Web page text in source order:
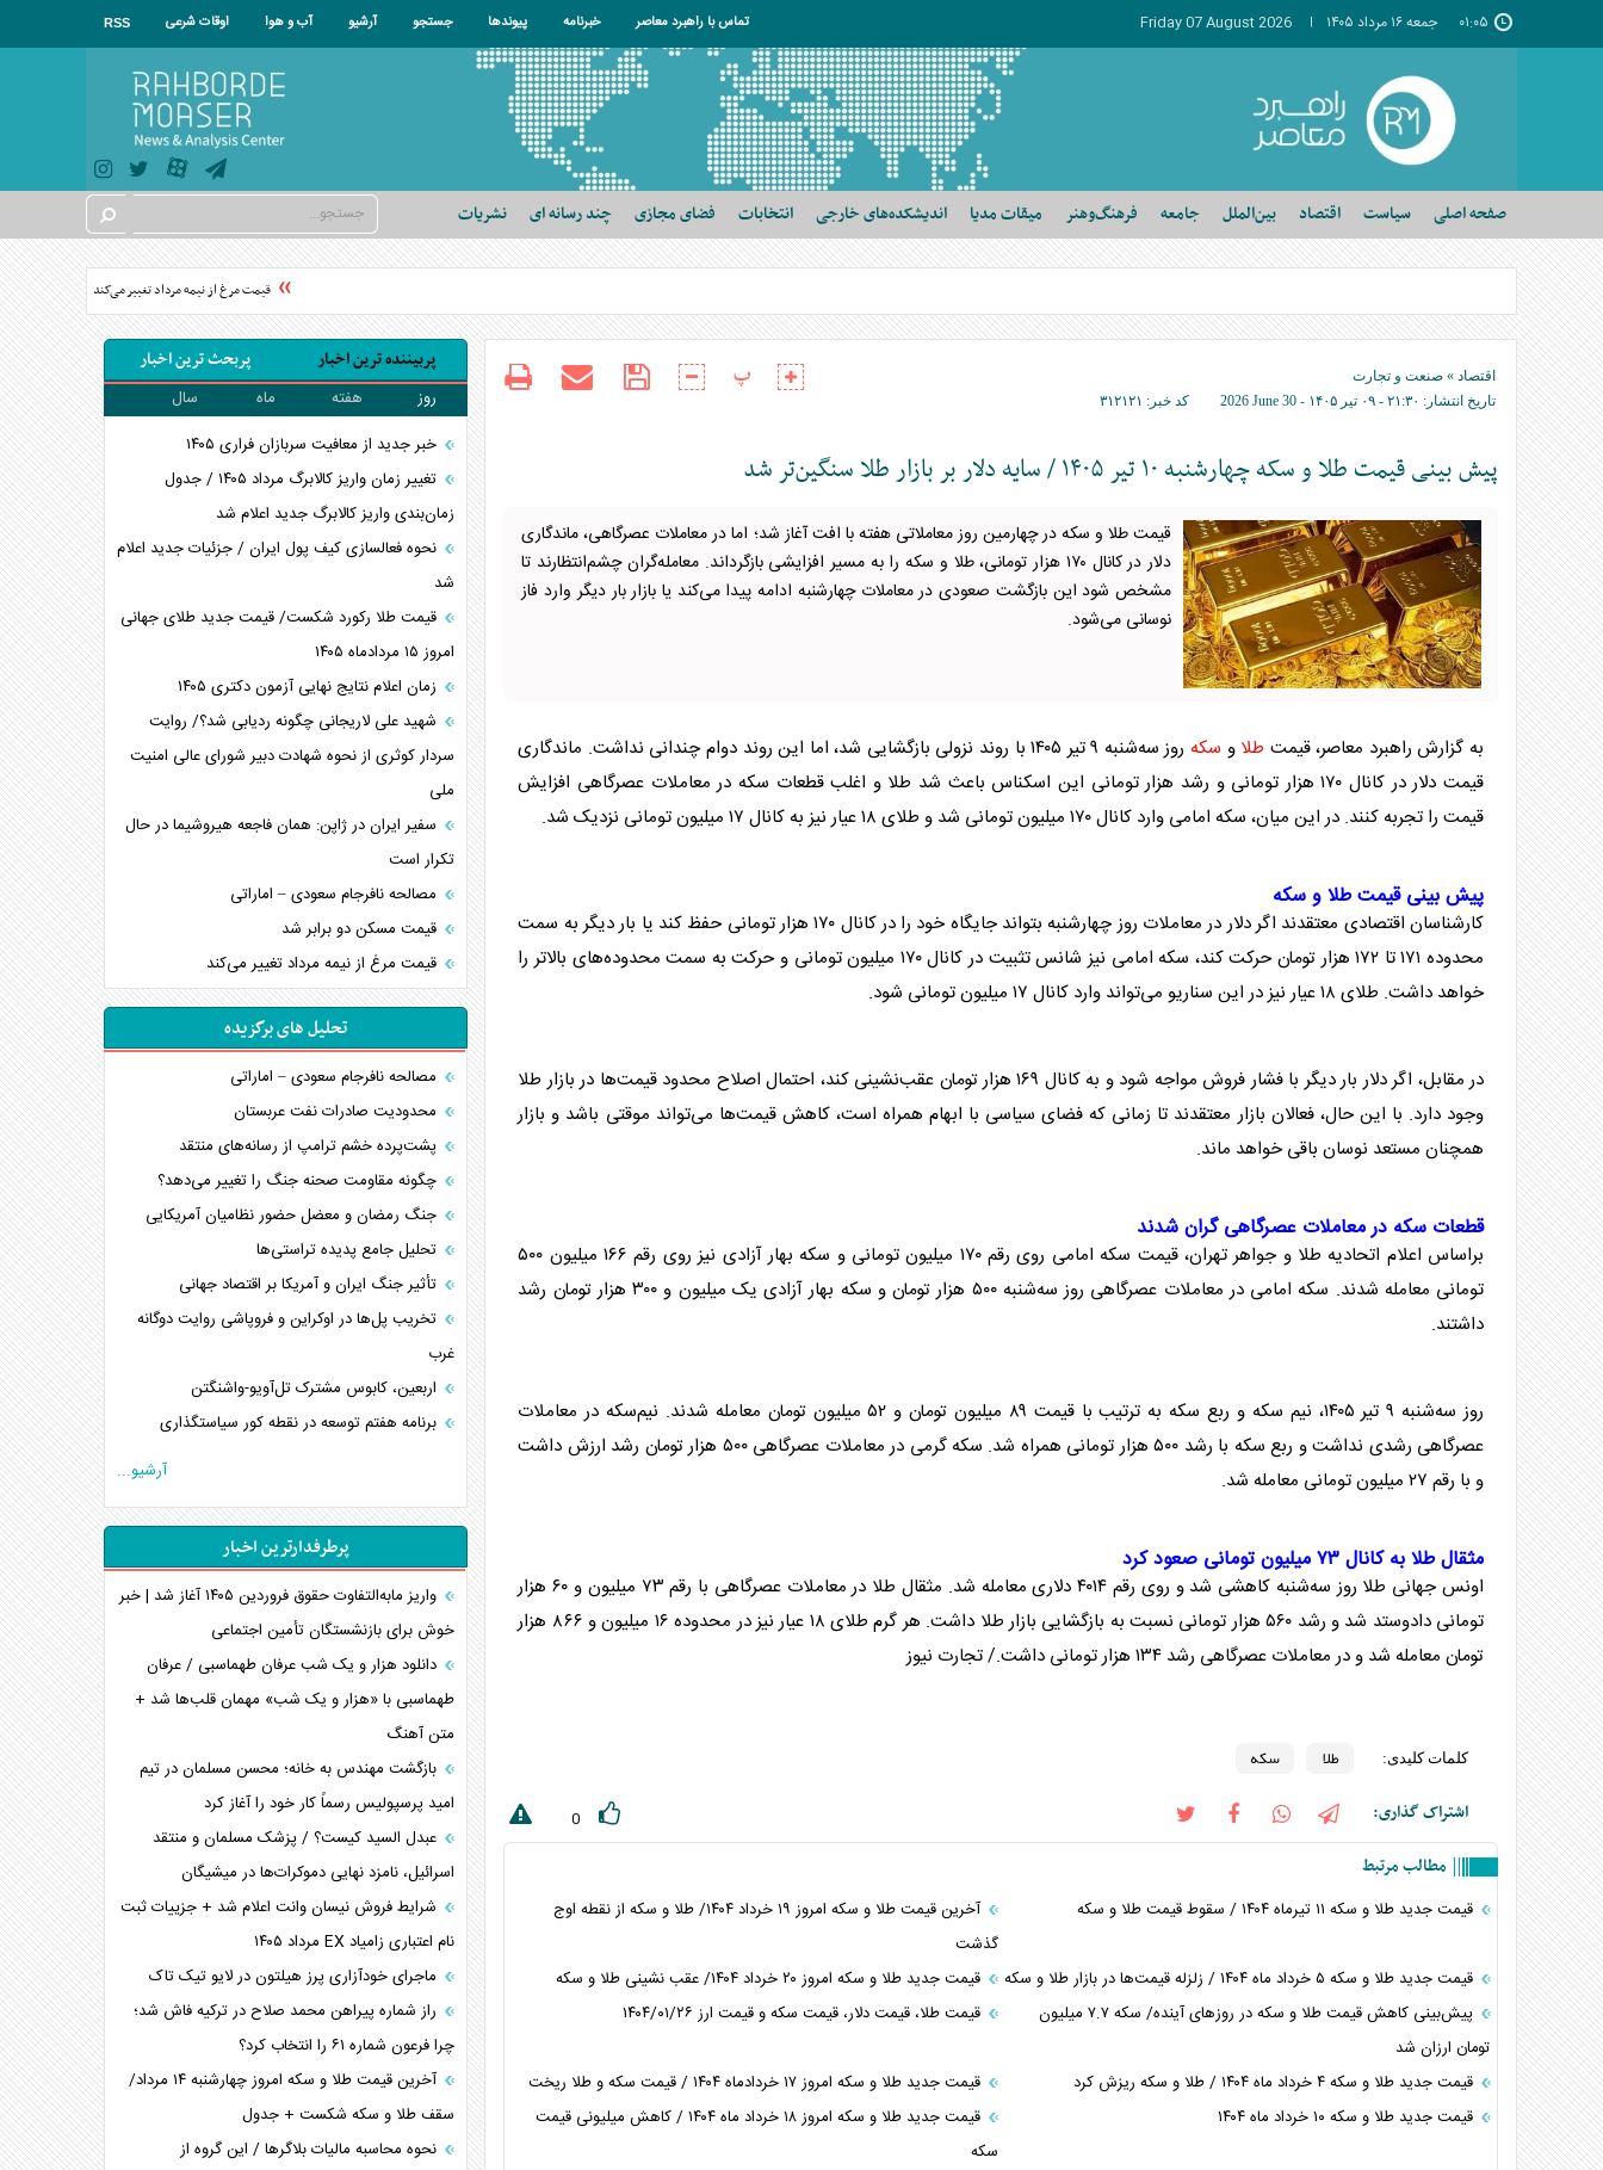
۰۱:۰۵ جمعه ۱۶ مرداد ۱۴۰۵ Friday 07 August 2026 تماس با راهبرد معاصر خبرنامه پیوندها جستجو آرشیو آب و هوا اوقات شرعی RSS
صفحه اصلی سیاست اقتصاد بین‌الملل جامعه فرهنگ‌وهنر میقات مدیا اندیشکده‌های خارجی انتخابات فضای مجازی چند رسانه ای نشریات
قیمت مرغ از نیمه مرداد تغییر می‌کند قیمت طلا رکورد
اقتصاد » صنعت و تجارت
تاریخ انتشار: ۲۱:۳۰ - ۰۹ تير ۱۴۰۵ - 2026 June 30 کد خبر: ۳۱۲۱۲۱
پ
پیش بینی قیمت طلا و سکه چهارشنبه ۱۰ تیر ۱۴۰۵ / سایه دلار بر بازار طلا سنگین‌تر شد
قیمت طلا و سکه در چهارمین روز معاملاتی هفته با افت آغاز شد؛ اما در معاملات عصرگاهی، ماندگاری
دلار در کانال ۱۷۰ هزار تومانی، طلا و سکه را به مسیر افزایشی بازگرداند. معامله‌گران چشم‌انتظارند تا
مشخص شود این بازگشت صعودی در معاملات چهارشنبه ادامه پیدا می‌کند یا بازار بار دیگر وارد فاز
نوسانی می‌شود.
به گزارش راهبرد معاصر، قیمت طلا و سکه
روز سه‌شنبه ۹ تیر ۱۴۰۵ با روند نزولی بازگشایی شد، اما این روند دوام چندانی نداشت. ماندگاری
قیمت دلار در کانال ۱۷۰ هزار تومانی و رشد هزار تومانی این اسکناس باعث شد
طلا و اغلب قطعات سکه در معاملات عصرگاهی افزایش
قیمت را تجربه کنند. در این میان، سکه امامی وارد کانال ۱۷۰ میلیون تومانی شد و طلای ۱۸ عیار نیز به کانال ۱۷ میلیون تومانی نزدیک شد.
پیش بینی قیمتطلاوسکه
کارشناسان اقتصادی معتقدند اگر دلار در معاملات روز چهارشنبه بتواند جایگاه خود را در کانال ۱۷۰ هزار تومانی حفظ کند یا بار دیگر به سمت
محدوده ۱۷۱ تا ۱۷۲ هزار تومان حرکت کند،
سکه
امامی نیز شانس تثبیت در کانال ۱۷۰ میلیون تومانی و حرکت به سمت محدوده‌های بالاتر را
خواهد داشت. طلای ۱۸ عیار نیز در این سناریو می‌تواند وارد کانال ۱۷ میلیون تومانی شود.
در مقابل، اگر دلار بار دیگر با فشار فروش مواجه شود و به کانال ۱۶۹ هزار تومان عقب‌نشینی کند، احتمال اصلاح محدود قیمت‌ها در بازار
طلا
وجود دارد. با این حال، فعالان بازار معتقدند تا زمانی که فضای سیاسی با ابهام همراه است، کاهش قیمت‌ها می‌تواند موقتی باشد و بازار
همچنان مستعد نوسان باقی خواهد ماند.
قطعات سکه در معاملات عصرگاهی گران شدند
براساس اعلام اتحادیه طلا و جواهر تهران، قیمت سکهامامی روی رقم ۱۷۰ میلیون تومانی و سکه
بهار آزادی نیز روی رقم ۱۶۶ میلیون ۵۰۰
تومانی معامله شدند. سکهامامی در معاملات عصرگاهی روز سه‌شنبه ۵۰۰ هزار تومان و سکه
بهار آزادی یک میلیون و ۳۰۰ هزار تومان رشد
داشتند.
روز سه‌شنبه ۹ تیر ۱۴۰۵، نیم سکه و ربع سکهبه ترتیب با قیمت ۸۹ میلیون تومان و ۵۲ میلیون تومان معامله شدند. نیم‌ سکهدر معاملات
عصرگاهی رشدی نداشت و ربع سکه با رشد ۵۰۰ هزار تومانی همراه شد. سکه
گرمی در معاملات عصرگاهی ۵۰۰ هزار تومان رشد ارزش داشت
و با رقم ۲۷ میلیون تومانی معامله شد.
مثقالطلابه کانال ۷۳ میلیون تومانی صعود کرد
اونس جهانی طلا روز سه‌شنبه کاهشی شد و روی رقم ۴۰۱۴ دلاری معامله شد. مثقال طلا
در معاملات عصرگاهی با رقم ۷۳ میلیون و ۶۰ هزار
تومانی دادوستد شد و رشد ۵۶۰ هزار تومانی نسبت به بازگشایی بازار
طلا داشت. هر گرم طلا
ی ۱۸ عیار نیز در محدوده ۱۶ میلیون و ۸۶۶ هزار
تومان معامله شد و در معاملات عصرگاهی رشد ۱۳۴ هزار تومانی داشت./ تجارت نیوز
کلمات کلیدی: طلا سکه
اشتراک گذاری: 0
مطالب مرتبط
قیمت جدید طلا و سکه ۱۱ تیرماه ۱۴۰۴ / سقوط قیمت طلا و سکه
آخرین قیمت طلا و سکه امروز ۱۹ خرداد ۱۴۰۴/ طلا و سکه از نقطه اوج
گذشت
قیمت جدید طلا و سکه ۵ خرداد ماه ۱۴۰۴ / زلزله قیمت‌ها در بازار طلا و سکه
قیمت جدید طلا و سکه امروز ۲۰ خرداد ۱۴۰۴/ عقب نشینی طلا و سکه
پیش‌بینی کاهش قیمت طلا و سکه در روز‌های آینده/ سکه ۷.۷ میلیون
تومان ارزان شد
قیمت طلا، قیمت دلار، قیمت سکه و قیمت ارز ۱۴۰۴/۰۱/۲۶
قیمت جدید طلا و سکه ۴ خرداد ماه ۱۴۰۴ / طلا و سکه ریزش کرد
قیمت جدید طلا و سکه امروز ۱۷ خردادماه ۱۴۰۴ / قیمت سکه و طلا ریخت
قیمت جدید طلا و سکه ۱۰ خرداد ماه ۱۴۰۴
قیمت جدید طلا و سکه امروز ۱۸ خرداد ماه ۱۴۰۴ / کاهش میلیونی قیمت
سکه
پربیننده ترین اخبار پربحث ترین اخبار
روز هفته ماه
سال
خبر جدید از معافیت سربازان فراری ۱۴۰۵
تغییر زمان واریز کالابرگ مرداد ۱۴۰۵ / جدول
زمان‌بندی واریز کالابرگ جدید اعلام شد
نحوه فعالسازی کیف پول ایران / جزئیات جدید اعلام
شد
قیمت طلا رکورد شکست/ قیمت جدید طلای جهانی
امروز ۱۵ مردادماه ۱۴۰۵
زمان اعلام نتایج نهایی آزمون دکتری ۱۴۰۵
شهید علی لاریجانی چگونه ردیابی شد؟/ روایت
سردار کوثری از نحوه شهادت دبیر شورای عالی امنیت
ملی
سفیر ایران در ژاپن: همان فاجعه هیروشیما در حال
تکرار است
مصالحه نافرجام سعودی – اماراتی
قیمت مسکن دو برابر شد
قیمت مرغ از نیمه مرداد تغییر می‌کند
تحلیل های برگزیده
مصالحه نافرجام سعودی – اماراتی
محدودیت صادرات نفت عربستان
پشت‌پرده خشم ترامپ از رسانه‌های منتقد
چگونه مقاومت صحنه جنگ را تغییر می‌دهد؟
جنگ رمضان و معضل حضور نظامیان آمریکایی
تحلیل جامع پدیده تراستی‌ها
تأثیر جنگ ایران و آمریکا بر اقتصاد جهانی
تخریب پل‌ها در اوکراین و فروپاشی روایت دوگانه
غرب
اربعین، کابوس مشترک تل‌آویو-واشنگتن
برنامه هفتم توسعه در نقطه کور سیاستگذاری
کنوانسیون دریای خزر در راستای منافع ملی است؟
اهمیت راهبردی اردن برای آمریکا
پیام، ظرفیت بالفعل‌نشده تجارت ایران
همسویی عربستان با سنتکام علیه متحدان ایران
ترامپ و توهم خلع سلاح حماس
چرا کویت به دنبال شریک امنیتی جدید است؟
اعتراف غرب به قدرت ایران در تثبیت معادلات
خطای راهبردی ترامپ مقابل برزیل
متن و حاشیه سفر نتانیاهو به آمریکا
آرشیو...
پرطرفدارترین اخبار
واریز مابه‌التفاوت حقوق فروردین ۱۴۰۵ آغاز شد | خبر
خوش برای بازنشستگان تأمین اجتماعی
دانلود هزار و یک شب عرفان طهماسبی / عرفان
طهماسبی با «هزار و یک شب» مهمان قلب‌ها شد +
متن آهنگ
بازگشت مهندس به خانه؛ محسن مسلمان در تیم
امید پرسپولیس رسماً کار خود را آغاز کرد
عبدل السید کیست؟ / پزشک مسلمان و منتقد
اسرائیل، نامزد نهایی دموکرات‌ها در میشیگان
شرایط فروش نیسان وانت اعلام شد + جزییات ثبت
نام اعتباری زامیاد EX مرداد ۱۴۰۵
ماجرای خودآزاری پرز هیلتون در لایو تیک تاک
راز شماره پیراهن محمد صلاح در ترکیه فاش شد؛
چرا فرعون شماره ۶۱ را انتخاب کرد؟
آخرین قیمت طلا و سکه امروز چهارشنبه ۱۴ مرداد/
سقف طلا و سکه شکست + جدول
نحوه محاسبه مالیات بلاگر‌ها / این گروه از